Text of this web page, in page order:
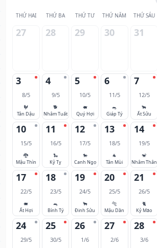
THỨ HAI THỨ BA THỨ TƯ THỨ NĂM THỨ SÁU
27 28 29 30 31
3
8/5
🐓
Tân Dậu
4
9/5
🐕
Nhâm Tuất
5
10/5
🐖
Quý Hợi
6
11/5
🐀
Giáp Tý
7
12/5
🐂
Ất Sửu
10
15/5
🐉
Mậu Thìn
11
16/5
🐍
Kỷ Tỵ
12
17/5
🐎
Canh Ngọ
13
18/5
🐐
Tân Mùi
14
19/5
🐒
Nhâm Thân
17
22/5
🐖
Ất Hợi
18
23/5
🐀
Bính Tý
19
24/5
🐂
Đinh Sửu
20
25/5
🐅
Mậu Dần
21
26/5
🐈
Kỷ Mão
24
29/5
25
30/5
26
1/6
27
2/6
28
3/6